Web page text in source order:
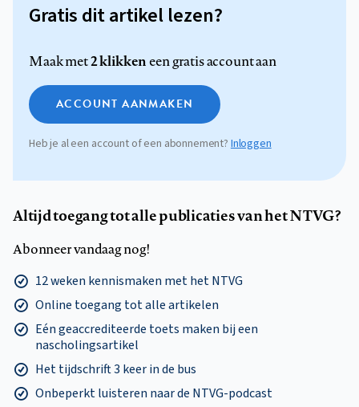
Gratis dit artikel lezen?
Maak met2 klikkeneen gratis account aan
ACCOUNT AANMAKEN
Heb je al een account of een abonnement? Inloggen
Altijd toegang tot alle publicaties van het NTVG?
Abonneer vandaag nog!
12 weken kennismaken met het NTVG
Online toegang tot alle artikelen
Eén geaccrediteerde toets maken bij een
nascholingsartikel
Het tijdschrift 3 keer in de bus
Onbeperkt luisteren naar de NTVG-podcast